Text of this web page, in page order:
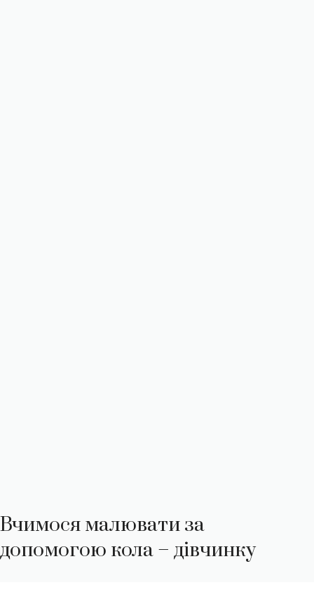
Вчимося малювати за
допомогою кола – дівчинку